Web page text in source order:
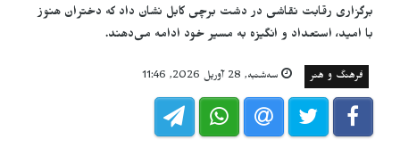
برگزاری رقابت نقاشی در دشت برچی کابل نشان داد که دختران هنوز
با امید، استعداد و انگیزه به مسیر خود ادامه می‌دهند.
فرهنگ و هنر سه‌شنبه, 28 آوریل 2026, 11:46